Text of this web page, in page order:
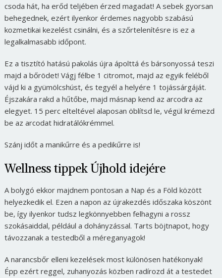
csoda hát, ha erőd teljében érzed magadat! A sebek gyorsan
behegednek, ezért ilyenkor érdemes nagyobb szabású
kozmetikai kezelést csinálni, és a szőrtelenítésre is ez a
legalkalmasabb időpont.
Ez a tisztító hatású pakolás újra ápolttá és bársonyossá teszi
majd a bőrödet! Vágj félbe 1 citromot, majd az egyik feléből
vájd ki a gyümölcshúst, és tegyél a helyére 1 tojássárgáját.
Éjszakára rakd a hűtőbe, majd másnap kend az arcodra az
elegyet. 15 perc elteltével alaposan öblítsd le, végül krémezd
be az arcodat hidratálókrémmel.
Szánj időt a manikűrre és a pedikűrre is!
Wellness tippek Újhold idejére
A bolygó ekkor majdnem pontosan a Nap és a Föld között
helyezkedik el. Ezen a napon az újrakezdés időszaka köszönt
be, így ilyenkor tudsz legkönnyebben felhagyni a rossz
szokásaiddal, például a dohányzással. Tarts böjtnapot, hogy
távozzanak a testedből a méreganyagok!
A narancsbőr elleni kezelések most különösen hatékonyak!
Épp ezért reggel, zuhanyozás közben radírozd át a testedet